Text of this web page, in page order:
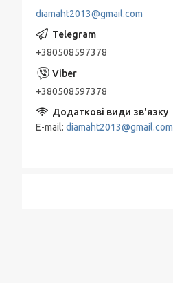
diamaht2013@gmail.com
+380508597378
+380508597378
E-mail diamaht2013@gmail.com